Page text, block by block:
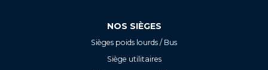
NOS SIÈGES
Sièges poids lourds / Bus
Siège utilitaires